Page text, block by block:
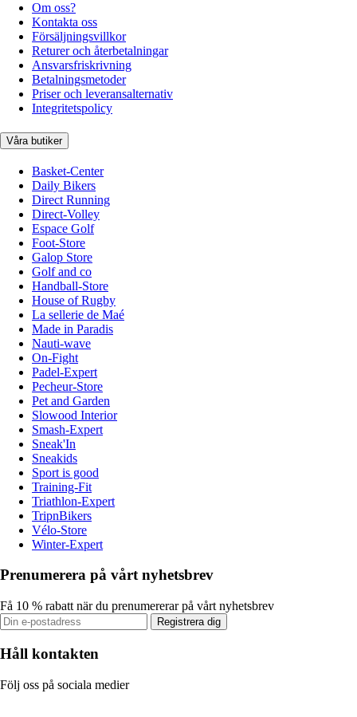
Om oss?
Kontakta oss
Försäljningsvillkor
Returer och återbetalningar
Ansvarsfriskrivning
Betalningsmetoder
Priser och leveransalternativ
Integritetspolicy
Våra butiker
Basket-Center
Daily Bikers
Direct Running
Direct-Volley
Espace Golf
Foot-Store
Galop Store
Golf and co
Handball-Store
House of Rugby
La sellerie de Maé
Made in Paradis
Nauti-wave
On-Fight
Padel-Expert
Pecheur-Store
Pet and Garden
Slowood Interior
Smash-Expert
Sneak'In
Sneakids
Sport is good
Training-Fit
Triathlon-Expert
TripnBikers
Vélo-Store
Winter-Expert
Prenumerera på vårt nyhetsbrev
Få 10 % rabatt när du prenumererar på vårt nyhetsbrev
Registrera dig
Håll kontakten
Följ oss på sociala medier